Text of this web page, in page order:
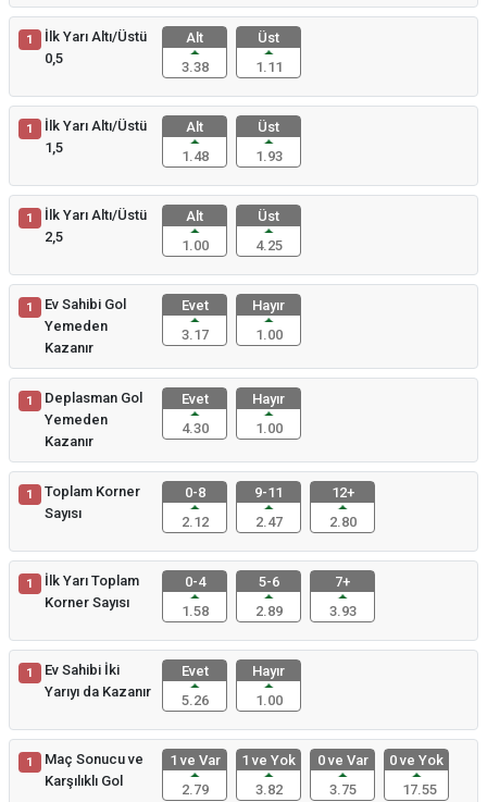
1
İlk Yarı Altı/Üstü
0,5
Alt
3.38
Üst
1.11
1
İlk Yarı Altı/Üstü
1,5
Alt
1.48
Üst
1.93
1
İlk Yarı Altı/Üstü
2,5
Alt
1.00
Üst
4.25
1
Ev Sahibi Gol
Yemeden
Kazanır
Evet
3.17
Hayır
1.00
1
Deplasman Gol
Yemeden
Kazanır
Evet
4.30
Hayır
1.00
1
Toplam Korner
Sayısı
0-8
2.12
9-11
2.47
12+
2.80
1
İlk Yarı Toplam
Korner Sayısı
0-4
1.58
5-6
2.89
7+
3.93
1
Ev Sahibi İki
Yarıyı da Kazanır
Evet
5.26
Hayır
1.00
1
Maç Sonucu ve
Karşılıklı Gol
1 ve Var
2.79
1 ve Yok
3.82
0 ve Var
3.75
0 ve Yok
17.55